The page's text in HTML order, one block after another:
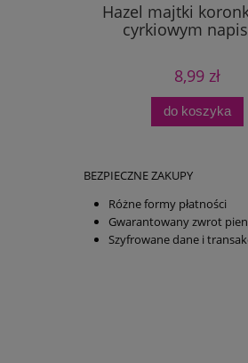
Hazel majtki
cyrkiowym
8,99 zł
do koszyka
BEZPIECZNE ZAKUPY
Różne formy płatności
Gwarantowany zwrot
Szyfrowane dane i